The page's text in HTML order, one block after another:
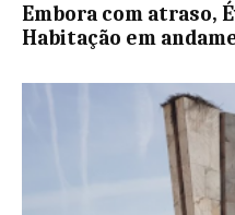
Embora com atraso,
Habitação em